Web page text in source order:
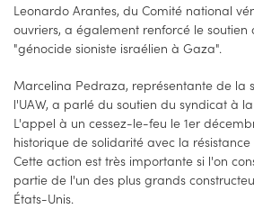
Leonardo Arantes, du Comité national
ouvriers, a également renforcé le
"génocide sioniste israélien à Gaza".
Marcelina Pedraza, représentante de la
l'UAW, a parlé du soutien du syndicat à
L'appel à un cessez-le-feu le 1er
historique de solidarité avec la
Cette action est très importante si l'on
partie de l'un des plus grands
États-Unis.